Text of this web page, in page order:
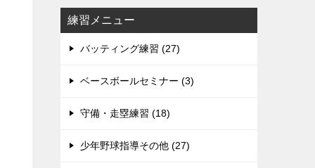
練習メニュー
バッティング練習 (27)
ベースボールセミナー (3)
守備・走塁練習 (18)
少年野球指導その他 (27)